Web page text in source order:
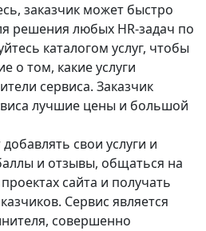
заказчик может быстро
решения любых HR-задач по
каталогом услуг, чтобы
о том, какие услуги
сервиса. Заказчик
лучшие цены и большой
свои услуги и
и отзывы, общаться на
сайта и получать
Сервис является
совершенно